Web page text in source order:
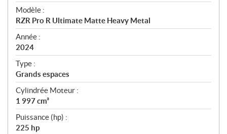
é
c
i
f
i
c
a
t
i
o
n
s
Modèle :
RZR Pro R Ultimate Matte Heavy Metal
Année :
2024
Type :
Grands espaces
Cylindrée Moteur :
1 997 cm³
Puissance (hp) :
225 hp